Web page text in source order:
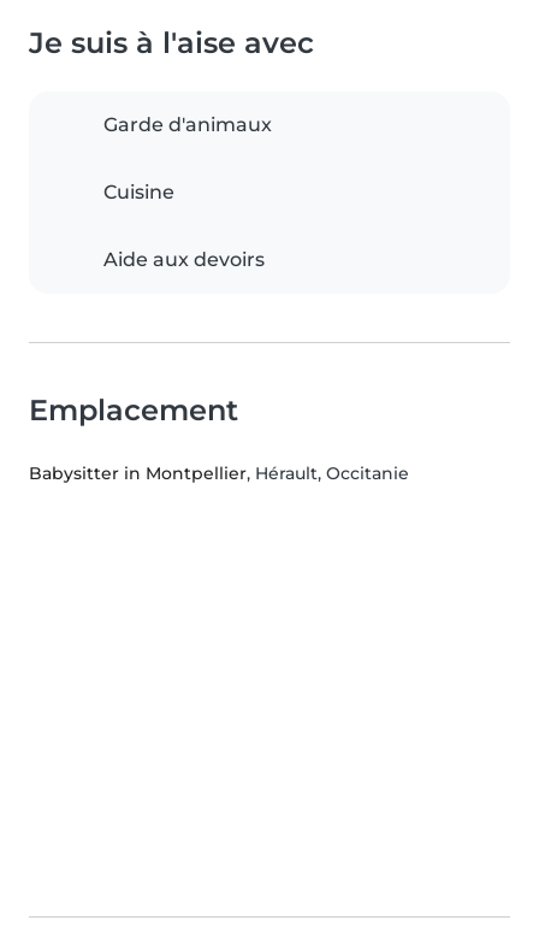
Je suis à l'aise avec
Garde d'animaux
Cuisine
Aide aux devoirs
Emplacement
Babysitter in Montpellier, Hérault, Occitanie